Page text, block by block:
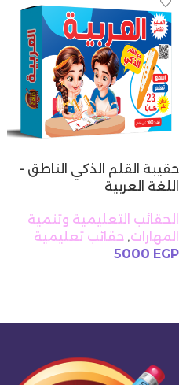
حقيبة القلم الذكي الناطق –
اللغة العربية
الحقائب التعليمية وتنمية
المهارات, حقائب تعليمية
5000 EGP